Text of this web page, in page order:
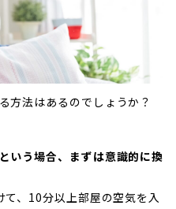
方法はあるのでしょうか？
いう場合、まずは意識的に換
、10分以上部屋の空気を入